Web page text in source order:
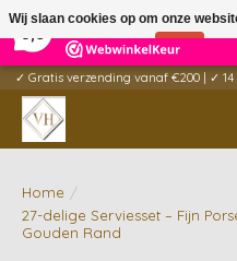
5 Reviews
✓ Gratis verzending vanaf €200 | ✓
Home /
27-delige Serviesset – Fijn
Gouden Rand
Wij slaan cookies op om onze
Nee